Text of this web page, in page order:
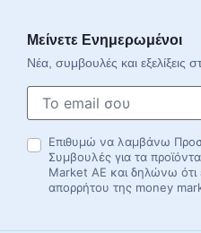
Μείνετε Ενημερωμένοι
Νέα, συμβουλές και εξελίξεις
Επιθυμώ να λαμβάνω
Συμβουλές για τα
Market AE και δηλώνω ότι
απορρήτου της money